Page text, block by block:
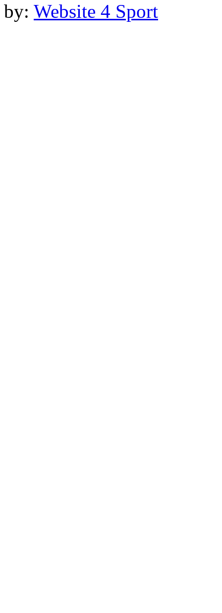
by: Website 4 Sport